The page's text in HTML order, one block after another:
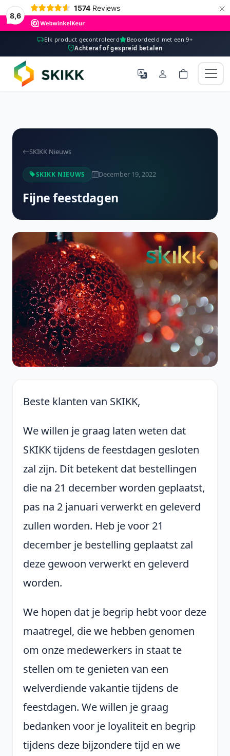
8,6
1574 Reviews ×
Elk product gecontroleerd
Beoordeeld met een 9+
Achteraf of gespreid betalen
SKIKK Nieuws
SKIKK NIEUWS December 19, 2022
Fijne feestdagen
Beste klanten van SKIKK,
We willen je graag laten weten dat
SKIKK tijdens de feestdagen gesloten
zal zijn. Dit betekent dat bestellingen
die na 21 december worden geplaatst,
pas na 2 januari verwerkt en geleverd
zullen worden. Heb je voor 21
december je bestelling geplaatst zal
deze gewoon verwerkt en geleverd
worden.
We hopen dat je begrip hebt voor deze
maatregel, die we hebben genomen
om onze medewerkers in staat te
stellen om te genieten van een
welverdiende vakantie tijdens de
feestdagen. We willen je graag
bedanken voor je loyaliteit en begrip
tijdens deze bijzondere tijd en we